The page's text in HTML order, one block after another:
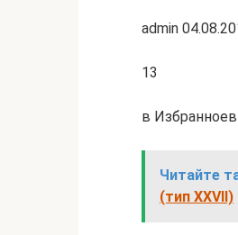
admin
13
в
Читайте
(тип XXVII)